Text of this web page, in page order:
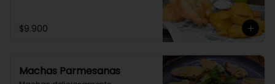
$9.900
Machas Parmesanas